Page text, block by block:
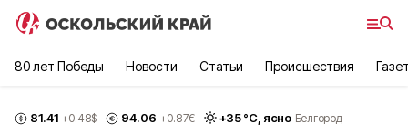
80 лет Победы Новости Статьи Происшествия
81.41 +0.48$ 94.06 +0.87€ +35°С, ясно Белгород